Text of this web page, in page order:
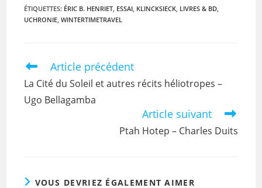
ÉTIQUETTES: ÉRIC B. HENRIET, ESSAI, KLINCKSIECK, LIVRES & BD,
UCHRONIE, WINTERTIMETRAVEL
Article précédent
La Cité du Soleil et autres récits héliotropes –
Ugo Bellagamba
Article suivant
Ptah Hotep – Charles Duits
VOUS DEVRIEZ ÉGALEMENT AIMER